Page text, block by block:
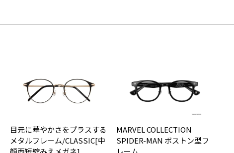
ボストン
フロント素材：S.E.Plastic
目元に華やかさをプラスする
メタルフレーム/CLASSIC[中
MARVEL COLLECTION
SPIDER-MAN ボストン型フ